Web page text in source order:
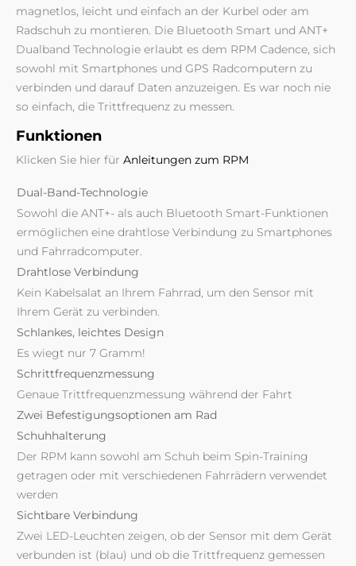
magnetlos, leicht und einfach an der Kurbel oder am
Radschuh zu montieren. Die Bluetooth Smart und ANT+
Dualband Technologie erlaubt es dem RPM Cadence, sich
sowohl mit Smartphones und GPS Radcomputern zu
verbinden und darauf Daten anzuzeigen. Es war noch nie
so einfach, die Trittfrequenz zu messen.
Funktionen
Klicken Sie hier für Anleitungen zum RPM
Dual-Band-Technologie
Sowohl die ANT+- als auch Bluetooth Smart-Funktionen
ermöglichen eine drahtlose Verbindung zu Smartphones
und Fahrradcomputer.
Drahtlose Verbindung
Kein Kabelsalat an Ihrem Fahrrad, um den Sensor mit
Ihrem Gerät zu verbinden.
Schlankes, leichtes Design
Es wiegt nur 7 Gramm!
Schrittfrequenzmessung
Genaue Trittfrequenzmessung während der Fahrt
Zwei Befestigungsoptionen am Rad
Schuhhalterung
Der RPM kann sowohl am Schuh beim Spin-Training
getragen oder mit verschiedenen Fahrrädern verwendet
werden
Sichtbare Verbindung
Zwei LED-Leuchten zeigen, ob der Sensor mit dem Gerät
verbunden ist (blau) und ob die Trittfrequenz gemessen